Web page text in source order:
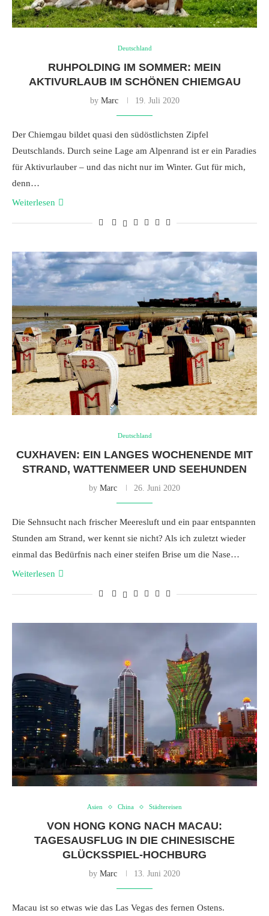
Deutschland
RUHPOLDING IM SOMMER: MEIN
AKTIVURLAUB IM SCHÖNEN CHIEMGAU
by Marc 19. Juli 2020
Der Chiemgau bildet quasi den südöstlichsten Zipfel
Deutschlands. Durch seine Lage am Alpenrand ist er ein Paradies
für Aktivurlauber – und das nicht nur im Winter. Gut für mich,
denn…
Weiterlesen
Deutschland
CUXHAVEN: EIN LANGES WOCHENENDE MIT
STRAND, WATTENMEER UND SEEHUNDEN
by Marc 26. Juni 2020
Die Sehnsucht nach frischer Meeresluft und ein paar entspannten
Stunden am Strand, wer kennt sie nicht? Als ich zuletzt wieder
einmal das Bedürfnis nach einer steifen Brise um die Nase…
Weiterlesen
Asien China Städtereisen
VON HONG KONG NACH MACAU:
TAGESAUSFLUG IN DIE CHINESISCHE
GLÜCKSSPIEL-HOCHBURG
by Marc 13. Juni 2020
Macau ist so etwas wie das Las Vegas des fernen Ostens.